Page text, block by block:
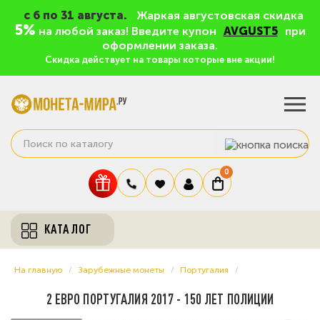
c 6 по 31 августа. Жаркая августовская скидка
5% на любой заказ! Введите купон AVGUST5
при
оформлении заказа.
Скидка действует на товары которые вне акции!
0
КАТАЛОГ
На главную Зарубежные монеты Португалия
2 ЕВРО ПОРТУГАЛИЯ 2017 - 150 ЛЕТ ПОЛИЦИИ